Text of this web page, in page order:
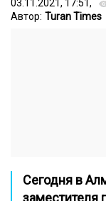
03.11.2021, 17:51,
Автор: Turan Times
Сегодня в
заместителя